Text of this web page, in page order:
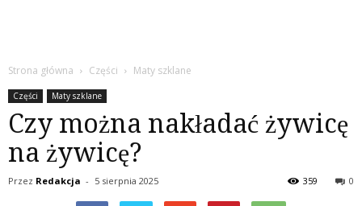
Strona główna Części Maty szklane
Części Maty szklane
Czy można nakładać żywicę
na żywicę?
Przez Redakcja - 5 sierpnia 2025 0
359